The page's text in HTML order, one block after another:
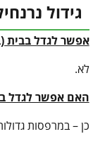
גידול
אפשר לגדל בבית
לא.
האם אפשר לגדל
כן – במרפסות